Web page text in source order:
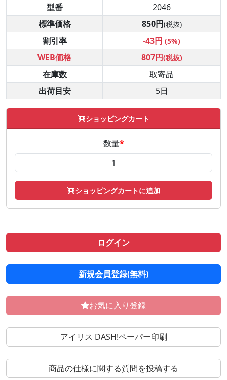
型番
2046
標準価格
850円(税抜)
割引率 -43円 (5%)
WEB価格 807円(税抜)
在庫数
取寄品
出荷目安
5日
ショッピングカート
数量*
ショッピングカートに追加
ログイン
新規会員登録(無料)
お気に入り登録
アイリス DASH!ペーパー印刷
商品の仕様に関する質問を投稿する